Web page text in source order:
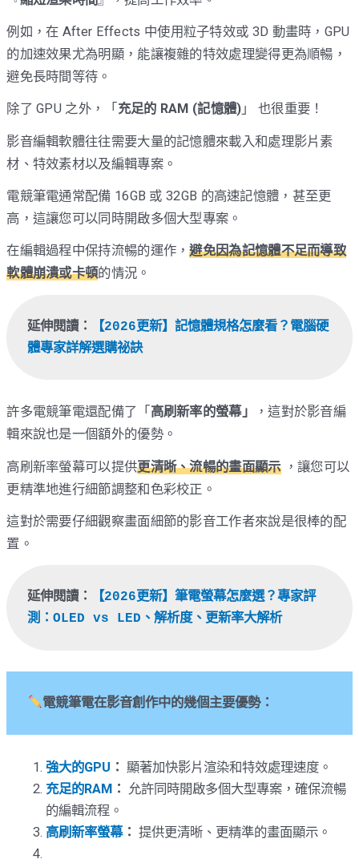
例如，在 After Effects 中使用粒子特效或 3D 動畫時，GPU
的加速效果尤為明顯，能讓複雜的特效處理變得更為順暢，
避免長時間等待。
除了 GPU 之外，「 充足的 RAM (記憶體) 」 也很重要！
影音編輯軟體往往需要大量的記憶體來載入和處理影片素
材、特效素材以及編輯專案。
電競筆電通常配備 16GB 或 32GB 的高速記憶體，甚至更
高，這讓您可以同時開啟多個大型專案。
在編輯過程中保持流暢的運作，避免因為記憶體不足而導致
軟體崩潰或卡頓的情況。
延伸閱讀：
【2026更新】記憶體規格怎麼看？電腦硬
體專家詳解選購祕訣
許多電競筆電還配備了「 高刷新率的螢幕」
，這對於影音編
輯來說也是一個額外的優勢。
高刷新率螢幕可以提供更清晰、流暢的畫面顯示，讓您可以
更精準地進行細節調整和色彩校正。
這對於需要仔細觀察畫面細節的影音工作者來說是很棒的配
置。
延伸閱讀：
【2026更新】筆電螢幕怎麼選？專家評
測：OLED vs LED、解析度、更新率大解析
電競筆電在影音創作中的幾個主要優勢：
強大的GPU ： 顯著加快影片渲染和特效處理速度。
充足的RAM ：
允許同時開啟多個大型專案，確保流暢
的編輯流程。
高刷新率螢幕： 提供更清晰、更精準的畫面顯示。